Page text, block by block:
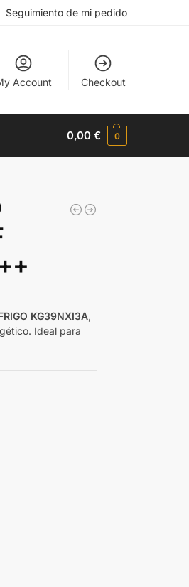
Seguimiento de mi pedido
Account Checkout
0,00€ 0
KG39NXI3A,
Ideal para